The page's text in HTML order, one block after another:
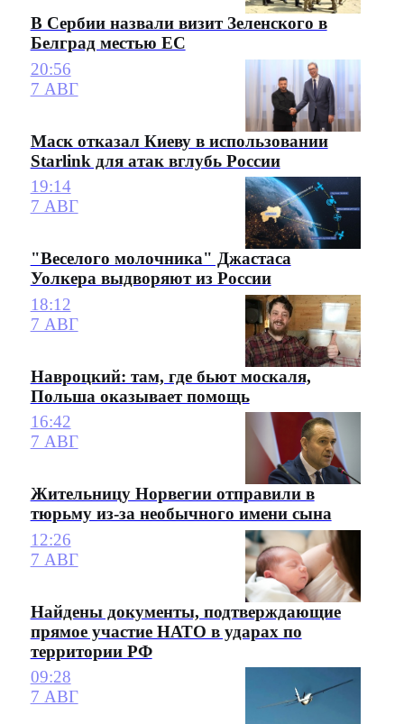
В Сербии назвали визит Зеленского в
Белград местью ЕС
20:56
7 АВГ
Маск отказал Киеву в использовании
Starlink для атак вглубь России
19:14
7 АВГ
"Веселого молочника" Джастаса
Уолкера выдворяют из России
18:12
7 АВГ
Навроцкий: там, где бьют москаля,
Польша оказывает помощь
16:42
7 АВГ
Жительницу Норвегии отправили в
тюрьму из-за необычного имени сына
12:26
7 АВГ
Найдены документы, подтверждающие
прямое участие НАТО в ударах по
территории РФ
09:28
7 АВГ